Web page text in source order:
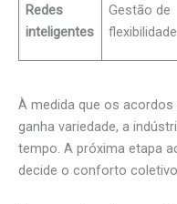
Redes
inteligentes
Gestão de
flexibilidade
À medida que os
ganha variedade, a
tempo. A próxima etapa
decide o conforto